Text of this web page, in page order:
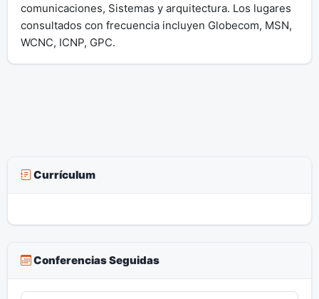
comunicaciones, Sistemas y arquitectura. Los lugares
consultados con frecuencia incluyen Globecom, MSN,
WCNC, ICNP, GPC.
Currículum
Conferencias Seguidas